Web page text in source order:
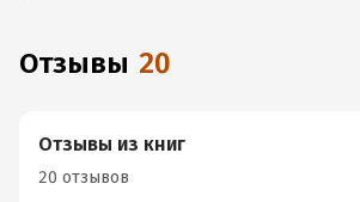
Отзывы 20
Отзывы из книг
20 отзывов